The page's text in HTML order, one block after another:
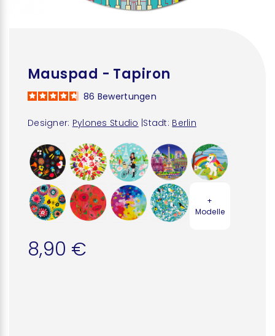
Mauspad - Tapiron
Designer: Pylones Studio Stadt: Berlin
86 Bewertungen
+
Modelle
8,90 €